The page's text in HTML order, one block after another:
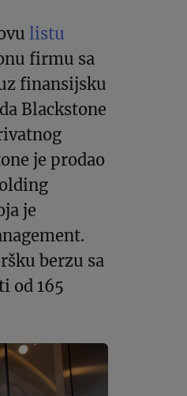
listu
firmu sa
finansijsku
Blackstone
je prodao
je
berzu sa
od 165